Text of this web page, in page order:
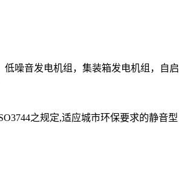
噪音发电机组，集装箱发电机组，自启
之规定,适应城市环保要求的静音型